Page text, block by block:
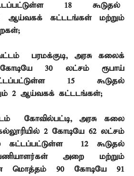
18 கூடுதல்
ஆய்வகக் கட்டடங்கள் மற்றும்
;
– பரமக்குடி,அரசு கலைக்
30லட்சம் ரூபாய்
15 கூடுதல்
2ஆய்வகக் கட்டடங்கள்;
– கோவில்பட்டி,அரசு கலை
2கோடியே 62லட்சம்
கட்டப்பட்டுள்ள 12கூடுதல்
அறை மற்றும்
மொத்தம் 90கோடியே 91